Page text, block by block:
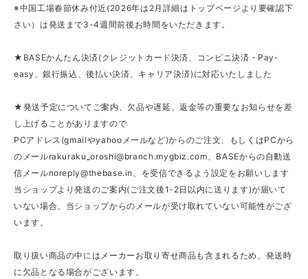
※中国工場春節休み付近(2026年は2月詳細はトップページより要確認下
さい）は発送まで3-4週間前後お時間をいただきます。
★BASEかんたん決済(クレジットカード決済、コンビニ決済・Pay-
easy、銀行振込、後払い決済、キャリア決済)に対応いたしました
★発送予定についてご案内、欠品や遅延、返金等の重要なお知らせを差
し上げることがありますので
PCアドレス(gmailやyahooメールなど)からのご注文、もしくはPCから
のメールrakuraku_oroshi@branch.mygbiz.com 、BASEからの自動送
信メールnoreply@thebase.in
、を受信できるよう設定をお願いします
当ショップより発送のご案内(ご注文後1-2日以内に送ります)が届いて
いない場合、当ショップからのメールが受け取れていない可能性がござ
います。
取り扱い商品の中にはメーカーお取り寄せ商品も含まれるため、発送時
に欠品となる場合がございます。